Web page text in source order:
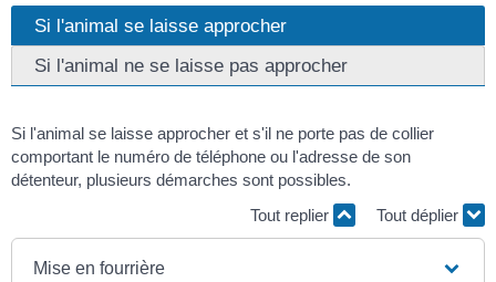
Si l'animal se laisse approcher
Si l'animal ne se laisse pas approcher
Si l'animal se laisse approcher et s'il ne porte pas de collier
comportant le numéro de téléphone ou l'adresse de son
détenteur, plusieurs démarches sont possibles.
Tout replier
Tout déplier
Mise en fourrière